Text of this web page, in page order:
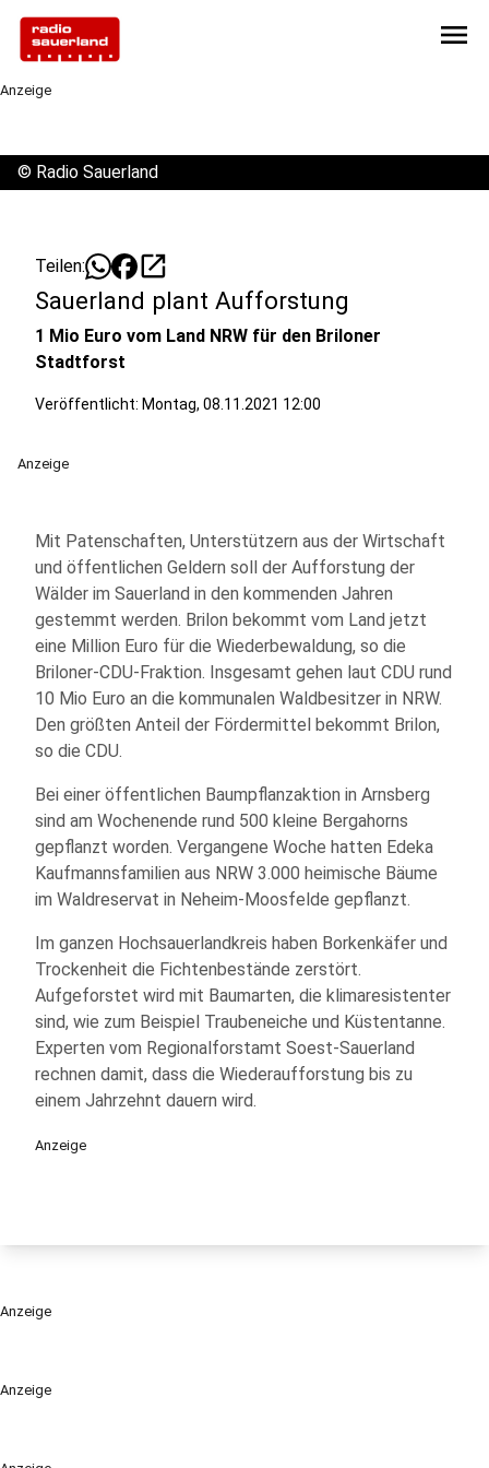
menu
Anzeige
Anzeige
© Radio Sauerland
Teilen: open_in_new
Sauerland plant Aufforstung
1 Mio Euro vom Land NRW für den Briloner
Stadtforst
Veröffentlicht: Montag, 08.11.2021 12:00
Anzeige
Mit Patenschaften, Unterstützern aus der Wirtschaft
und öffentlichen Geldern soll der Aufforstung der
Wälder im Sauerland in den kommenden Jahren
gestemmt werden. Brilon bekommt vom Land jetzt
eine Million Euro für die Wiederbewaldung, so die
Briloner-CDU-Fraktion. Insgesamt gehen laut CDU rund
10 Mio Euro an die kommunalen Waldbesitzer in NRW.
Den größten Anteil der Fördermittel bekommt Brilon,
so die CDU.
Bei einer öffentlichen Baumpflanzaktion in Arnsberg
sind am Wochenende rund 500 kleine Bergahorns
gepflanzt worden. Vergangene Woche hatten Edeka
Kaufmannsfamilien aus NRW 3.000 heimische Bäume
im Waldreservat in Neheim-Moosfelde gepflanzt.
Im ganzen Hochsauerlandkreis haben Borkenkäfer und
Trockenheit die Fichtenbestände zerstört.
Aufgeforstet wird mit Baumarten, die klimaresistenter
sind, wie zum Beispiel Traubeneiche und Küstentanne.
Experten vom Regionalforstamt Soest-Sauerland
rechnen damit, dass die Wiederaufforstung bis zu
einem Jahrzehnt dauern wird.
Anzeige
Anzeige